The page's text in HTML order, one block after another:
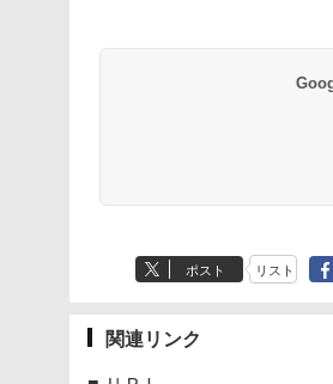
ポスト リスト
関連リンク